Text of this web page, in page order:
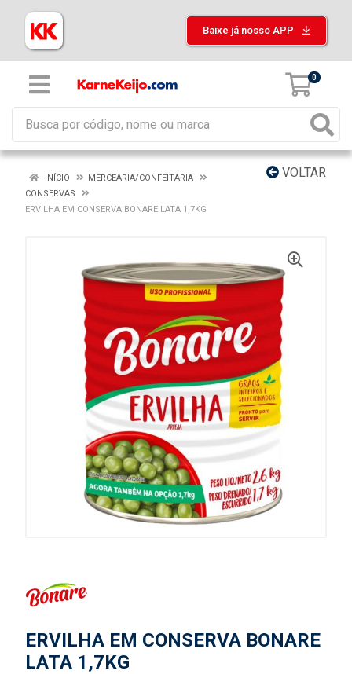
Baixe já nosso APP
0
VOLTAR
INÍCIO
MERCEARIA/CONFEITARIA
CONSERVAS
ERVILHA EM CONSERVA BONARE LATA 1,7KG
ERVILHA EM CONSERVA BONARE
LATA 1,7KG